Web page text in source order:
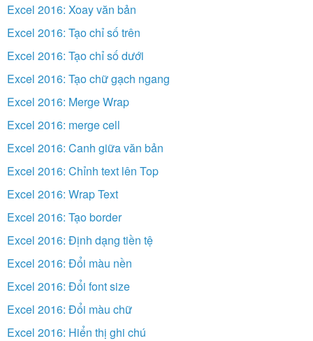
Excel 2016: Xoay văn bản
Excel 2016: Tạo chỉ số trên
Excel 2016: Tạo chỉ số dưới
Excel 2016: Tạo chữ gạch ngang
Excel 2016: Merge Wrap
Excel 2016: merge cell
Excel 2016: Canh giữa văn bản
Excel 2016: Chỉnh text lên Top
Excel 2016: Wrap Text
Excel 2016: Tạo border
Excel 2016: Định dạng tiền tệ
Excel 2016: Đổi màu nền
Excel 2016: Đổi font size
Excel 2016: Đổi màu chữ
Excel 2016: Hiển thị ghi chú